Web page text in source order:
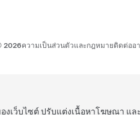
2026ความเป็นส่วนตัวและกฎหมายติดต่ออ
เว็บไซต์ ปรับแต่งเนื้อหาโฆษณา แ